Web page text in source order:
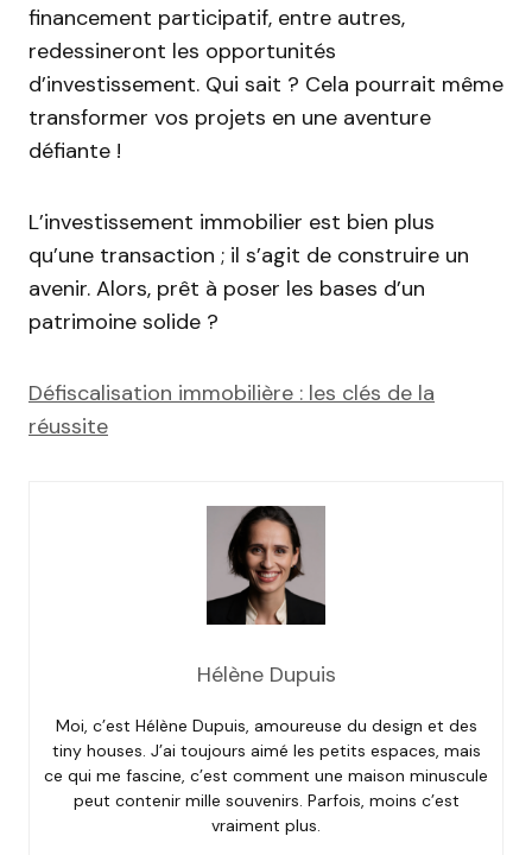
financement participatif, entre autres,
redessineront les opportunités
d’investissement. Qui sait ? Cela pourrait même
transformer vos projets en une aventure
défiante !
L’investissement immobilier est bien plus
qu’une transaction ; il s’agit de construire un
avenir. Alors, prêt à poser les bases d’un
patrimoine solide ?
Défiscalisation immobilière : les clés de la
réussite
Hélène Dupuis
Moi, c’est Hélène Dupuis, amoureuse du design et des
tiny houses. J’ai toujours aimé les petits espaces, mais
ce qui me fascine, c’est comment une maison minuscule
peut contenir mille souvenirs. Parfois, moins c’est
vraiment plus.